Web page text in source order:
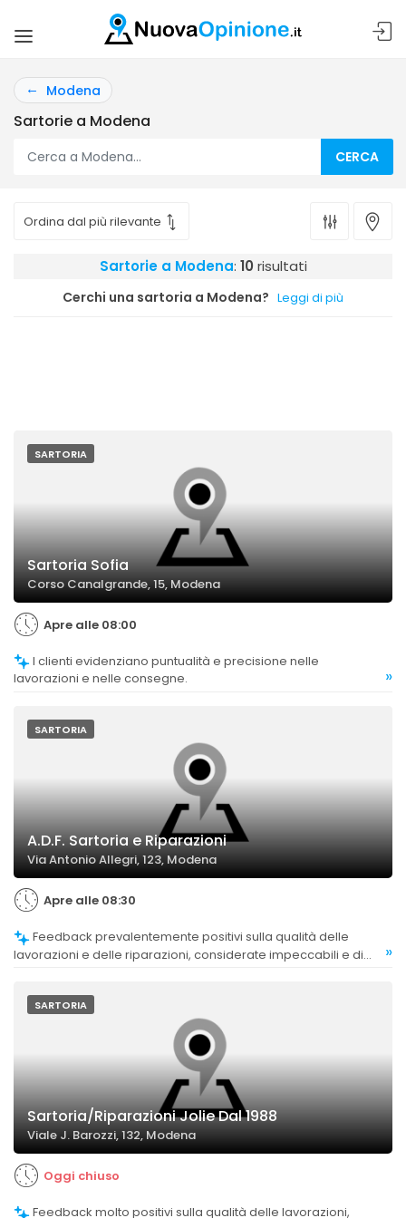
Modena
Sartorie a Modena
CERCA
Sartorie a Modena: 10 risultati
Cerchi una sartoria a Modena? Leggi di più
SARTORIA
Sartoria Sofia
Corso Canalgrande, 15, Modena
Apre alle 08:00
lavorazioni e nelle consegne.
»
SARTORIA
A.D.F. Sartoria e Riparazioni
Via Antonio Allegri, 123, Modena
Apre alle 08:30
lavorazioni e delle riparazioni, considerate impeccabili e di
»
SARTORIA
Sartoria/Riparazioni Jolie Dal 1988
Viale J. Barozzi, 132, Modena
Oggi chiuso